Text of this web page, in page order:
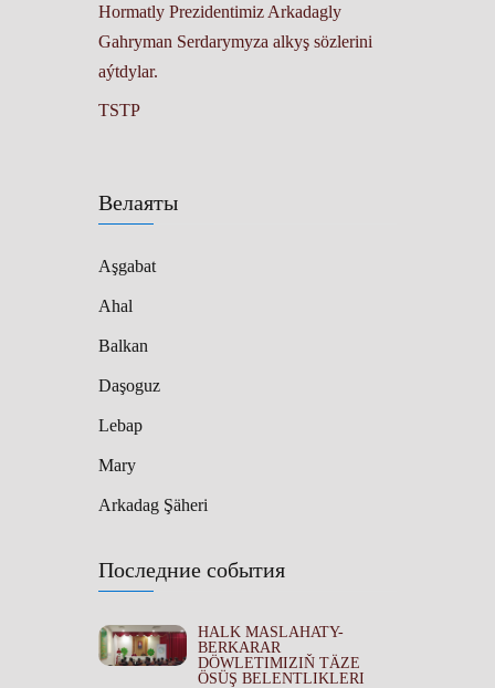
Велаяты
Aşgabat
Ahal
Balkan
Daşoguz
Lebap
Mary
Arkadag Şäheri
Последние события
HALK MASLAHATY-
BERKARAR
DÖWLETIMIZIŇ TÄZE
ÖSÜŞ BELENTLIKLERI
Hormatly Prezidentimiz Arkadagly
Gahryman Serdarymyza alkyş sözlerini
aýtdylar.
TSTP